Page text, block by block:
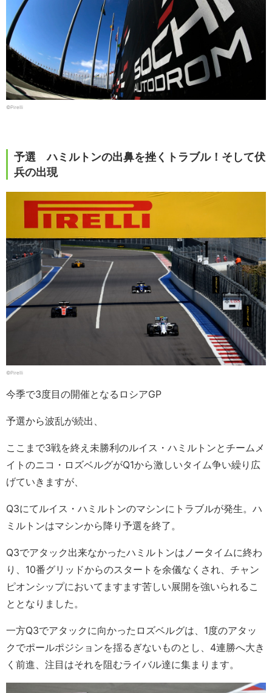
©Pirelli
予選 ハミルトンの出鼻を挫くトラブル！そして伏
兵の出現
©Pirelli
今季で3度目の開催となるロシアGP
予選から波乱が続出、
ここまで3戦を終え未勝利のルイス・ハミルトンとチームメ
イトのニコ・ロズベルグがQ1から激しいタイム争い繰り広
げていきますが、
Q3にてルイス・ハミルトンのマシンにトラブルが発生。ハ
ミルトンはマシンから降り予選を終了。
Q3でアタック出来なかったハミルトンはノータイムに終わ
り、10番グリッドからのスタートを余儀なくされ、チャン
ピオンシップにおいてますます苦しい展開を強いられるこ
ととなりました。
一方Q3でアタックに向かったロズベルグは、1度のアタッ
クでポールポジションを揺るぎないものとし、4連勝へ大き
く前進、注目はそれを阻むライバル達に集まります。